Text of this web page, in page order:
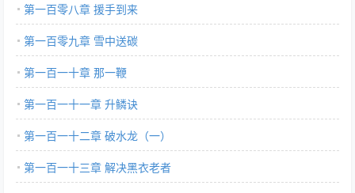
第一百零八章 援手到来
第一百零九章 雪中送碳
第一百一十章 那一鞭
第一百一十一章 升鳞诀
第一百一十二章 破水龙（一）
第一百一十三章 解决黑衣老者